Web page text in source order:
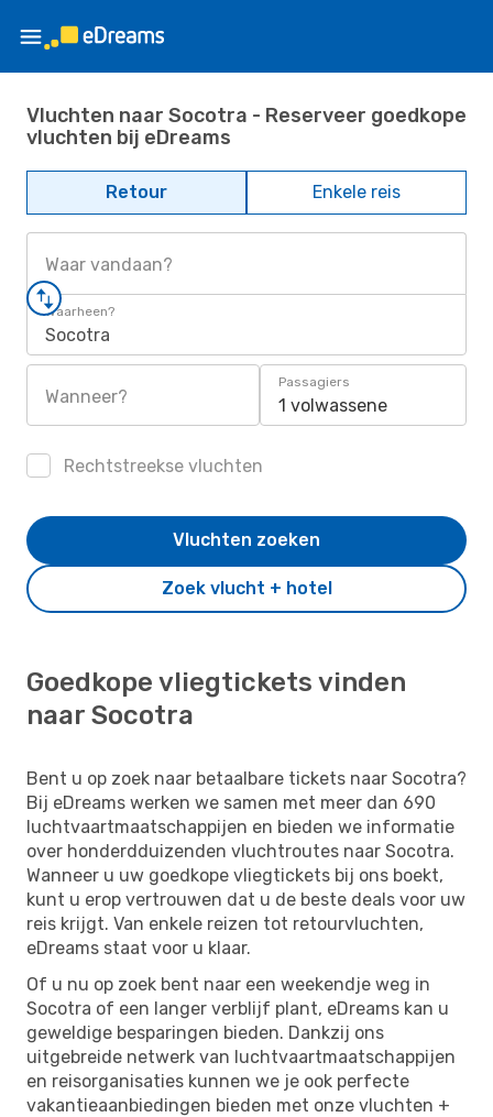
Vluchten naar Socotra - Reserveer goedkope
vluchten bij eDreams
Retour Enkele reis
Waar vandaan?
Waarheen?
Socotra
Wanneer?
Passagiers
1 volwassene
Rechtstreekse vluchten
Zoek vlucht + hotel
Vluchten zoeken
Goedkope vliegtickets vinden
naar Socotra
Bent u op zoek naar betaalbare tickets naar Socotra?
Bij eDreams werken we samen met meer dan 690
luchtvaartmaatschappijen en bieden we informatie
over honderdduizenden vluchtroutes naar Socotra.
Wanneer u uw goedkope vliegtickets bij ons boekt,
kunt u erop vertrouwen dat u de beste deals voor uw
reis krijgt. Van enkele reizen tot retourvluchten,
eDreams staat voor u klaar.
Of u nu op zoek bent naar een weekendje weg in
Socotra of een langer verblijf plant, eDreams kan u
geweldige besparingen bieden. Dankzij ons
uitgebreide netwerk van luchtvaartmaatschappijen
en reisorganisaties kunnen we je ook perfecte
vakantieaanbiedingen bieden met onze vluchten +